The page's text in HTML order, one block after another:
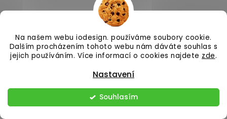
Na našem webu iodesign. používáme soubory cookie.
Dalším procházením tohoto webu nám dáváte souhlas s
jejich používáním. Více informací o cookies najdete zde.
Nastavení
Souhlasím